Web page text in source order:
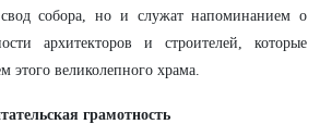
собора, но и служат напоминанием о
архитекторов и строителей, которые
этого великолепного храма.
грамотность